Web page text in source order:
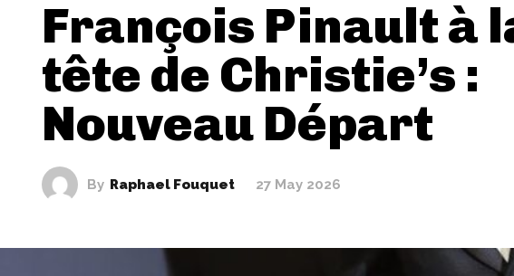
François Pinault à
tête de Christie’s :
Nouveau Départ
By Raphael Fouquet 27 May 2026